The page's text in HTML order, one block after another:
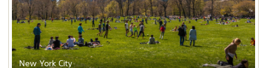
New York City